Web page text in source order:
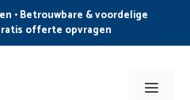
• Betrouwbare & voordelige
offerte opvragen
Menu